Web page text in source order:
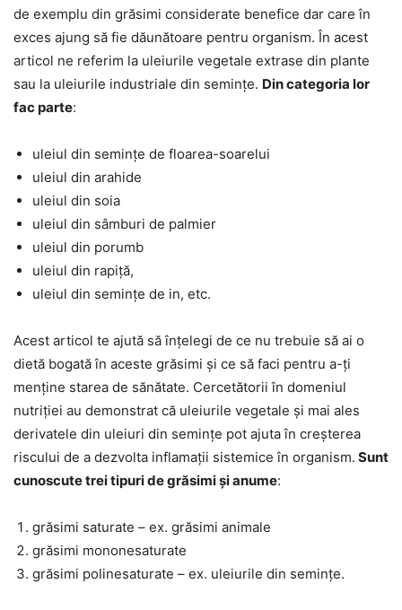
de exemplu din grăsimi considerate benefice dar care în
exces ajung să fie dăunătoare pentru organism. În acest
articol ne referim la uleiurile vegetale extrase din plante
sau la uleiurile industriale din semințe. Din categoria lor
fac parte:
uleiul din semințe de floarea-soarelui
uleiul din arahide
uleiul din soia
uleiul din sâmburi de palmier
uleiul din porumb
uleiul din rapiță,
uleiul din semințe de in, etc.
Acest articol te ajută să înțelegi de ce nu trebuie să ai o
dietă bogată în aceste grăsimi și ce să faci pentru a-ți
menține starea de sănătate. Cercetătorii în domeniul
nutriției au demonstrat că uleiurile vegetale și mai ales
derivatele din uleiuri din semințe pot ajuta în creșterea
riscului de a dezvolta inflamații sistemice în organism. Sunt
cunoscute trei tipuri de grăsimi și anume:
grăsimi saturate – ex. grăsimi animale
grăsimi mononesaturate
grăsimi polinesaturate – ex. uleiurile din semințe.